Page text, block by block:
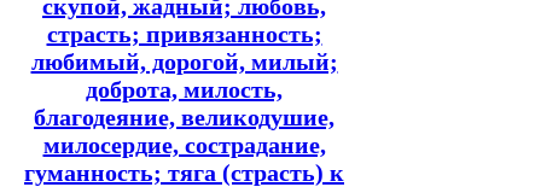
скупой, жадный; любовь,
страсть; привязанность;
любимый, дорогой, милый;
доброта, милость,
благодеяние, великодушие,
милосердие, сострадание,
гуманность; тяга (страсть) к